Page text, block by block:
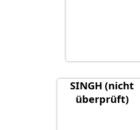
SINGH (nicht
überprüft)